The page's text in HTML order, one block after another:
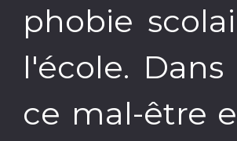
phobie
l'école.
ce mal-être